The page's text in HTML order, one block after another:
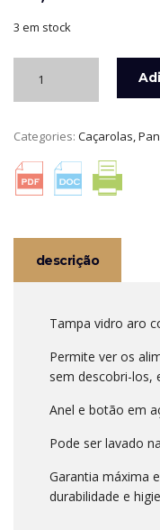
3 em stock
TAMPA
ARO
INOX
ECCO
Categories: Caçarolas,
descrição
Tampa vidro aro
Permite ver os
sem descobri-los,
Anel e botão em
Pode ser lavado
Garantia máxima
durabilidade e